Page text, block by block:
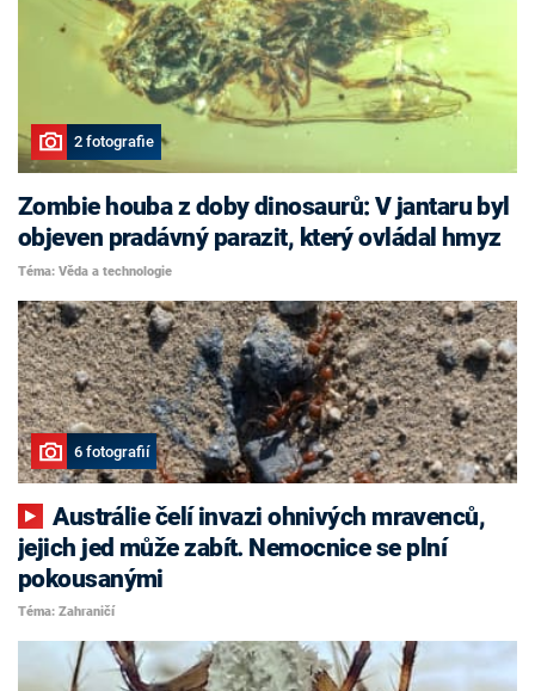
2 fotografie
Zombie houba z doby dinosaurů: V jantaru byl
objeven pradávný parazit, který ovládal hmyz
Téma: Věda a technologie
6 fotografií
Austrálie čelí invazi ohnivých mravenců,
jejich jed může zabít. Nemocnice se plní
pokousanými
Téma: Zahraničí